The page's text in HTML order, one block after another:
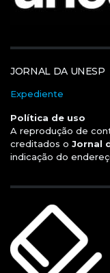
JORNAL DA UNESP
Expediente
Política de uso
A reprodução de
creditados o Jornal
indicação do